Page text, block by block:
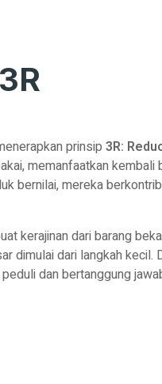
prinsip 3R:
memanfaatkan kembali
bernilai, mereka
kerajinan dari barang
dimulai dari langkah kecil.
dan bertanggung